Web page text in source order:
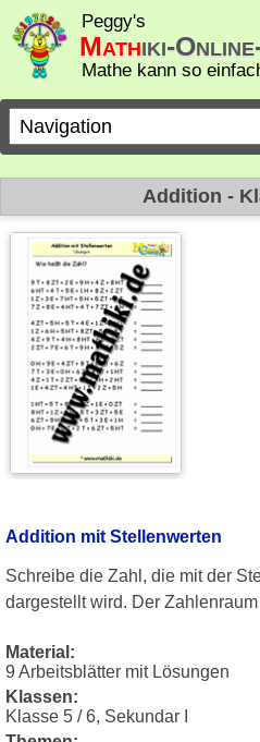
Peggy's
Mathiki-
Mathe kann so
Zielseite
Addition -
Addition mit Stellenwerten
Schreibe die Zahl, die mit der
dargestellt wird. Der
Material:
9 Arbeitsblätter mit Lösungen
Klassen:
Klasse 5 / 6, Sekundar I